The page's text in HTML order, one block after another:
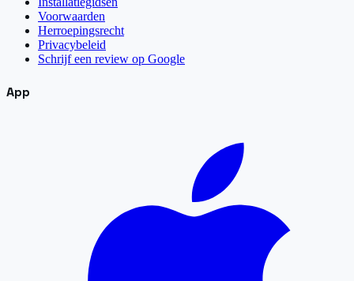
Voorwaarden
Herroepingsrecht
Privacybeleid
Schrijf een review op Google
App